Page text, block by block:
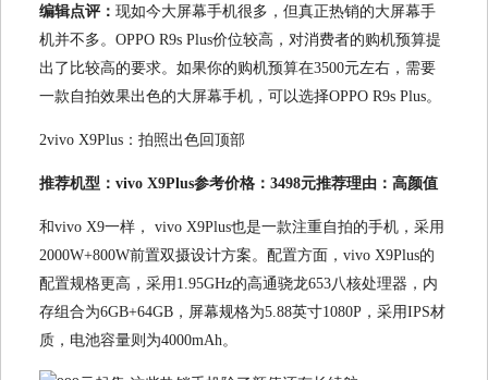
编辑点评： 现如今大屏幕手机很多，但真正热销的大屏幕手
机并不多。OPPO R9s Plus价位较高，对消费者的购机预算提
出了比较高的要求。如果你的购机预算在3500元左右，需要
一款自拍效果出色的大屏幕手机，可以选择OPPO R9s Plus。
2vivo X9Plus：拍照出色回顶部
推荐机型：vivo X9Plus参考价格：3498元推荐理由：高颜值
和vivo X9一样， vivo X9Plus也是一款注重自拍的手机，采用
2000W+800W前置双摄设计方案。配置方面，vivo X9Plus的
配置规格更高，采用1.95GHz的高通骁龙653八核处理器，内
存组合为6GB+64GB，屏幕规格为5.88英寸1080P，采用IPS材
质，电池容量则为4000mAh。